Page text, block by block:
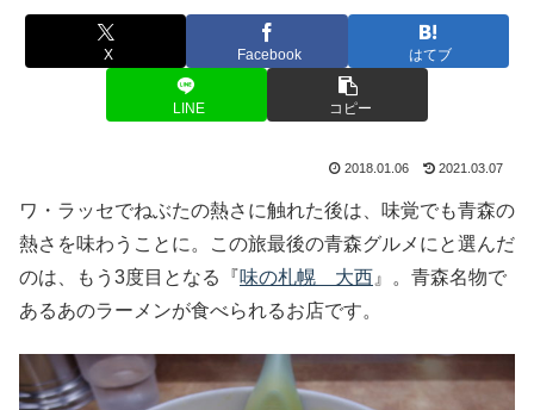
X Facebook はてブ
LINE コピー
2018.01.06 2021.03.07
ワ・ラッセでねぶたの熱さに触れた後は、味覚でも青森の
熱さを味わうことに。この旅最後の青森グルメにと選んだ
のは、もう3度目となる『味の札幌 大西 』。青森名物で
あるあのラーメンが食べられるお店です。